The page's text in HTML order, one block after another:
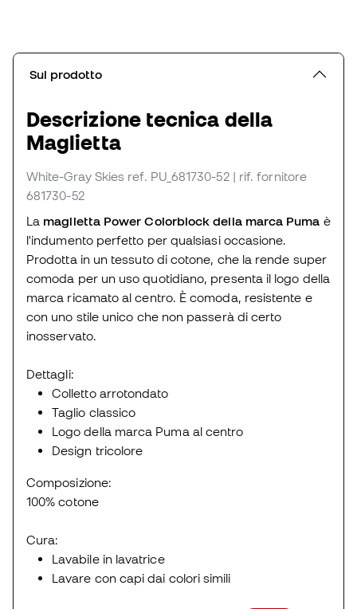
Sul prodotto
Descrizione tecnica della
Maglietta
White-Gray Skies ref. PU_681730-52 | rif. fornitore
681730-52
La maglietta Power Colorblock della marca Puma è
l'indumento perfetto per qualsiasi occasione.
Prodotta in un tessuto di cotone, che la rende super
comoda per un uso quotidiano, presenta il logo della
marca ricamato al centro. È comoda, resistente e
con uno stile unico che non passerà di certo
inosservato.
Dettagli:
Colletto arrotondato
Taglio classico
Logo della marca Puma al centro
Design tricolore
Composizione:
100% cotone
Cura:
Lavabile in lavatrice
Lavare con capi dai colori simili